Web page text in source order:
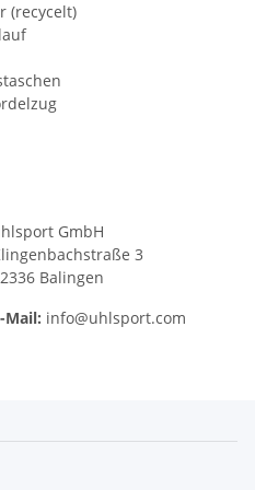
(recycelt)
GmbH
3
Balingen
Mail: info@uhlsport.com